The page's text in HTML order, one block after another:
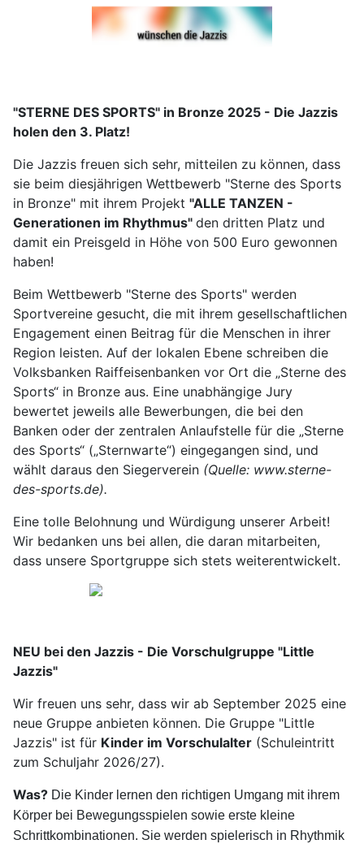
"STERNE DES SPORTS" in Bronze 2025 - Die Jazzis
holen den 3. Platz!
Die Jazzis freuen sich sehr, mitteilen zu können, dass
sie beim diesjährigen Wettbewerb "Sterne des Sports
in Bronze" mit ihrem Projekt "ALLE TANZEN -
Generationen im Rhythmus" den dritten Platz und
damit ein Preisgeld in Höhe von 500 Euro gewonnen
haben!
Beim Wettbewerb "Sterne des Sports" werden
Sportvereine gesucht, die mit ihrem gesellschaftlichen
Engagement einen Beitrag für die Menschen in ihrer
Region leisten. Auf der lokalen Ebene schreiben die
Volksbanken Raiffeisenbanken vor Ort die „Sterne des
Sports“ in Bronze aus. Eine unabhängige Jury
bewertet jeweils alle Bewerbungen, die bei den
Banken oder der zentralen Anlaufstelle für die „Sterne
des Sports“ („Sternwarte“) eingegangen sind, und
wählt daraus den Siegerverein (Quelle: www.sterne-
des-sports.de).
Eine tolle Belohnung und Würdigung unserer Arbeit!
Wir bedanken uns bei allen, die daran mitarbeiten,
dass unsere Sportgruppe sich stets weiterentwickelt.
NEU bei den Jazzis - Die Vorschulgruppe "Little
Jazzis"
Wir freuen uns sehr, dass wir ab September 2025 eine
neue Gruppe anbieten können. Die Gruppe "Little
Jazzis" ist für Kinder im Vorschulalter (Schuleintritt
zum Schuljahr 2026/27).
Was? Die Kinder lernen den richtigen Umgang mit ihrem
Körper bei Bewegungsspielen sowie erste kleine
Schrittkombinationen. Sie werden spielerisch in Rhythmik